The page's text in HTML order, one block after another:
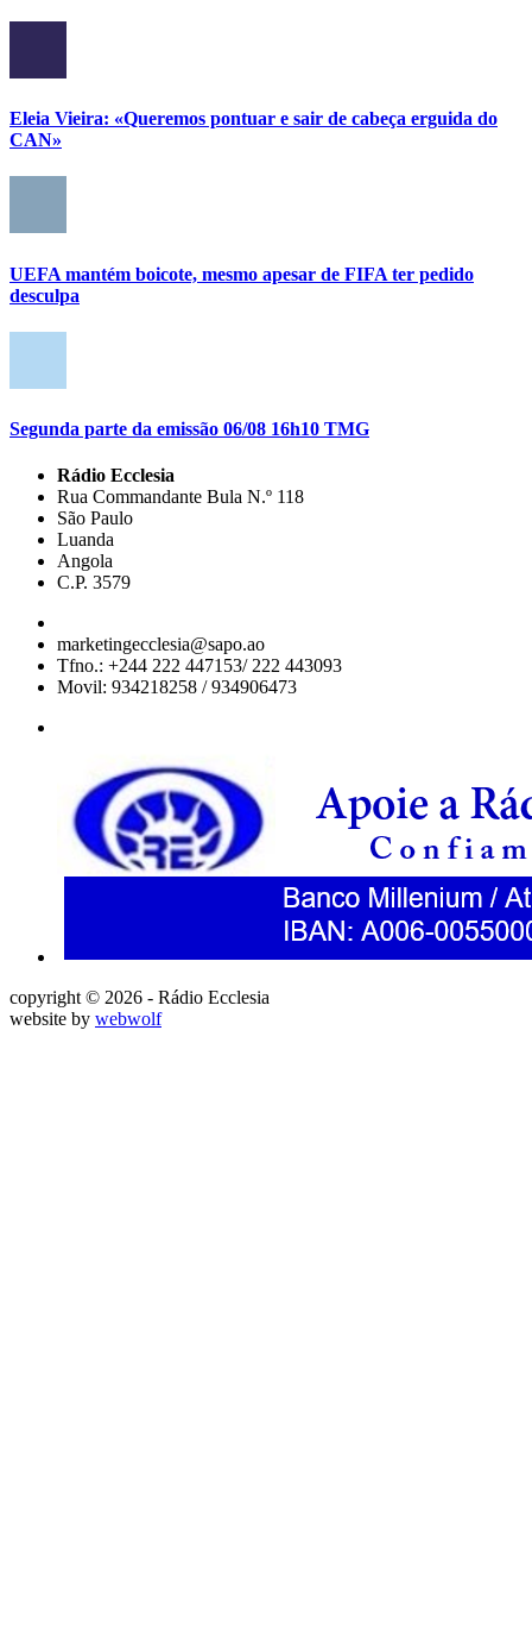
Eleia Vieira: «Queremos pontuar e sair de cabeça erguida do
CAN»
UEFA mantém boicote, mesmo apesar de FIFA ter pedido
desculpa
Segunda parte da emissão 06/08 16h10 TMG
Rádio Ecclesia
Rua Commandante Bula N.º 118
São Paulo
Luanda
Angola
C.P. 3579
marketingecclesia@sapo.ao
Tfno.: +244 222 447153/ 222 443093
Movil: 934218258 / 934906473
copyright © 2026 - Rádio Ecclesia
website by webwolf